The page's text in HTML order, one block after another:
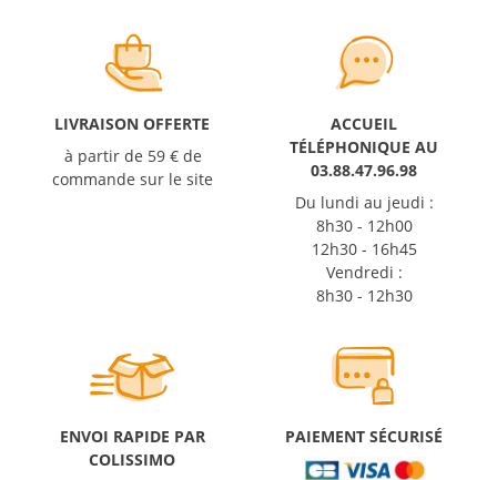
LIVRAISON OFFERTE
à partir de 59 € de
commande sur le site
ACCUEIL
TÉLÉPHONIQUE AU
03.88.47.96.98
Du lundi au jeudi :
8h30 - 12h00
12h30 - 16h45
Vendredi :
8h30 - 12h30
ENVOI RAPIDE PAR
COLISSIMO
PAIEMENT SÉCURISÉ